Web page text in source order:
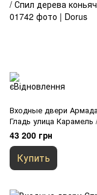
Входные двери
Гладь улица Карамель
дерева коньячный
43 200 грн
Купить